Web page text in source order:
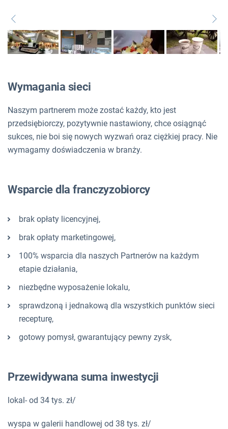
Wymagania sieci
Naszym partnerem może zostać każdy, kto jest
przedsiębiorczy, pozytywnie nastawiony, chce osiągnąć
sukces, nie boi się nowych wyzwań oraz ciężkiej pracy. Nie
wymagamy doświadczenia w branży.
Wsparcie dla franczyzobiorcy
brak opłaty licencyjnej,
brak opłaty marketingowej,
100% wsparcia dla naszych Partnerów na każdym
etapie działania,
niezbędne wyposażenie lokalu,
sprawdzoną i jednakową dla wszystkich punktów sieci
recepturę,
gotowy pomysł, gwarantujący pewny zysk,
Przewidywana suma inwestycji
lokal- od 34 tys. zł/
wyspa w galerii handlowej od 38 tys. zł/